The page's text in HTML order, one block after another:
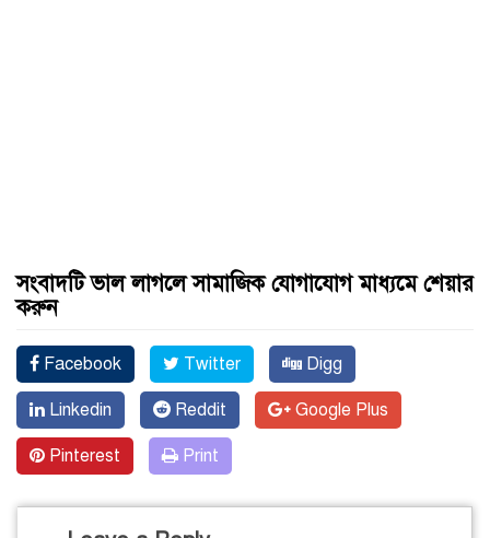
সংবাদটি ভাল লাগলে সামাজিক যোগাযোগ মাধ্যমে শেয়ার
করুন
Facebook Twitter Digg
Linkedin Reddit Google Plus
Pinterest Print